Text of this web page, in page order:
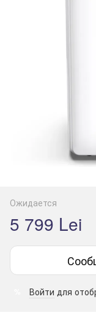
Ожидается
5 799 Lei
Войти для